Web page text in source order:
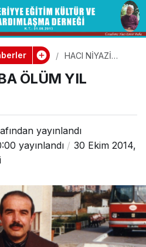
HACI NİYAZİ
DÖNÜMÜ
ÖLÜM YIL
yayınlandı
yayınlandı
30 Ekim 2014,
0 Paylaş